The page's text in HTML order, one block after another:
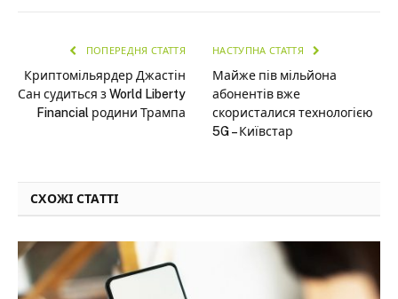
ПОПЕРЕДНЯ СТАТТЯ
Криптомільярдер Джастін
Сан судиться з World Liberty
Financial родини Трампа
НАСТУПНА СТАТТЯ
Майже пів мільйона
абонентів вже
скористалися технологією
5G – Київстар
СХОЖІ СТАТТІ